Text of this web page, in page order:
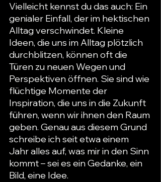
Vielleicht kennst du das auch: Ein
genialer Einfall, der im hektischen
Alltag verschwindet. Kleine
Ideen, die uns im Alltag plötzlich
durchblitzen, können oft die
Türen zu neuen Wegen und
Perspektiven öffnen. Sie sind wie
flüchtige Momente der
Inspiration, die uns in die Zukunft
führen, wenn wir ihnen den Raum
geben. Genau aus diesem Grund
schreibe ich seit etwa einem
Jahr alles auf, was mir in den Sinn
kommt – sei es ein Gedanke, ein
Bild, eine Idee.